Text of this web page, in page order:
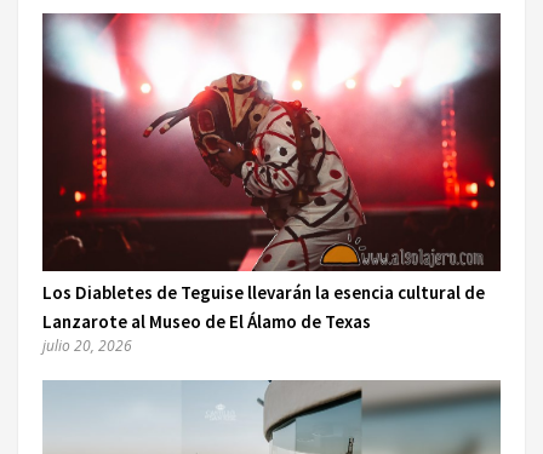
Los Diabletes de Teguise llevarán la esencia cultural de
Lanzarote al Museo de El Álamo de Texas
julio 20, 2026